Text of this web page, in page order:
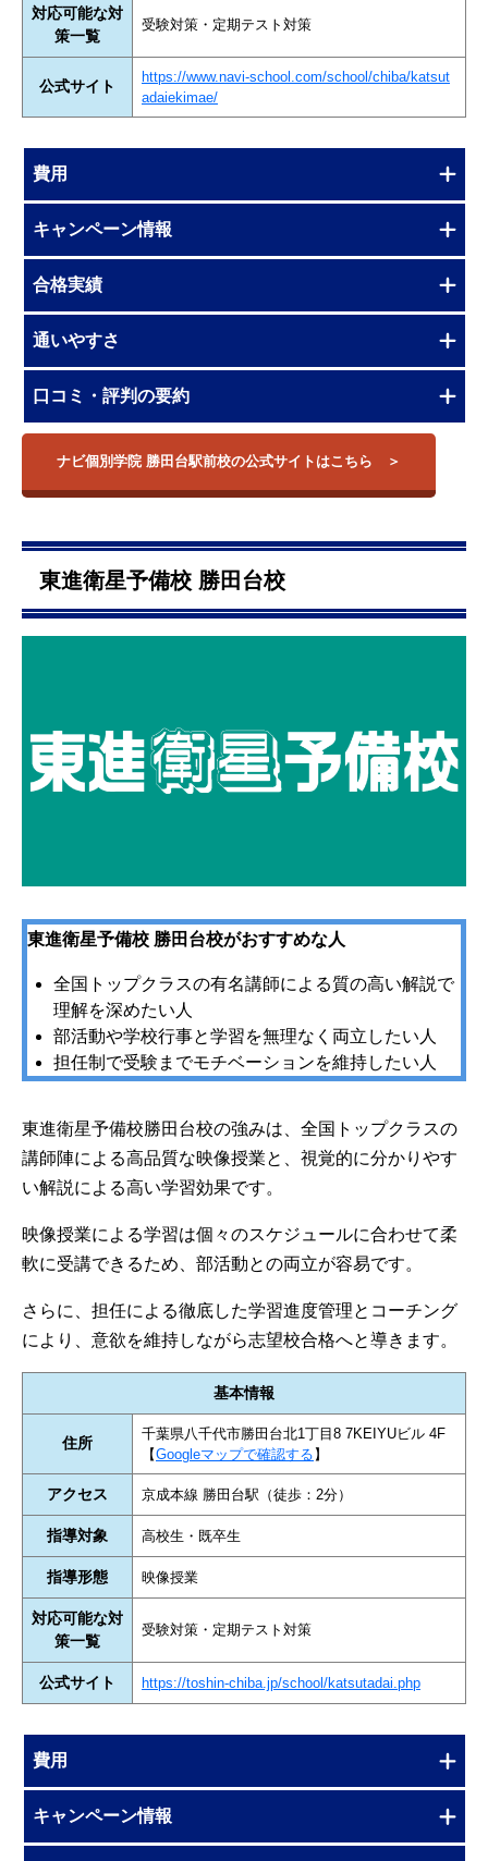
対応可能な対
策一覧
受験対策・定期テスト対策
公式サイト
https://www.navi-school.com/school/chiba/katsut
adaiekimae/
費用
キャンペーン情報
合格実績
通いやすさ
口コミ・評判の要約
ナビ個別学院 勝田台駅前校の公式サイトはこちら
東進衛星予備校 勝田台校
東進衛星予備校 勝田台校がおすすめな人
全国トップクラスの有名講師による質の高い解説で
理解を深めたい人
部活動や学校行事と学習を無理なく両立したい人
担任制で受験までモチベーションを維持したい人
東進衛星予備校勝田台校の強みは、全国トップクラスの
講師陣による高品質な映像授業と、視覚的に分かりやす
い解説による高い学習効果です。
映像授業による学習は個々のスケジュールに合わせて柔
軟に受講できるため、部活動との両立が容易です。
さらに、担任による徹底した学習進度管理とコーチング
により、意欲を維持しながら志望校合格へと導きます。
基本情報
住所
千葉県八千代市勝田台北1丁目8 7KEIYUビル 4F
【Googleマップで確認する 】
アクセス 京成本線 勝田台駅（徒歩：2分）
指導対象 高校生・既卒生
指導形態 映像授業
対応可能な対
策一覧
受験対策・定期テスト対策
公式サイト https://toshin-chiba.jp/school/katsutadai.php
費用
キャンペーン情報